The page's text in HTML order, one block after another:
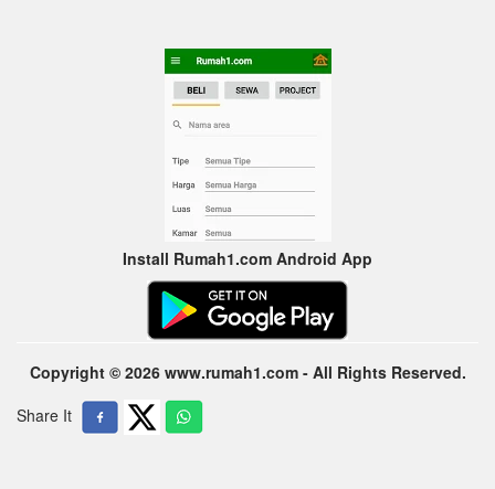
Install Rumah1.com Android App
Copyright © 2026 www.rumah1.com - All Rights Reserved.
Share It